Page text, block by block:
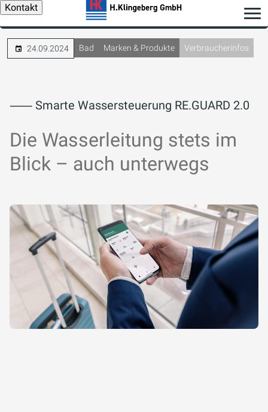
Kontakt
24.09.2024 Bad Marken & Produkte Verbraucherinfos
⸺ Smarte Wassersteuerung RE.GUARD 2.0
Die Wasserleitung stets im
Blick – auch unterwegs